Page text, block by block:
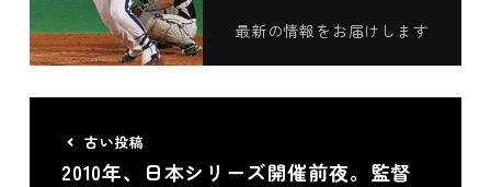
最新の情報をお届けします
古い投稿
2010年、日本シリーズ開催前夜。監督